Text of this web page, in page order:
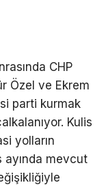
CHP
Özel ve Ekrem
parti kurmak
Kulis
yolların
mevcut